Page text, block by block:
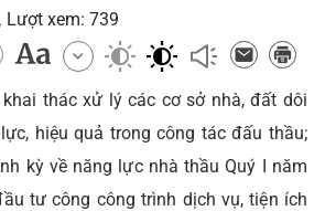
xem: 739
thác xử lý các cơ sở nhà, đất dôi
hiệu quả trong công tác đấu thầu;
kỳ về năng lực nhà thầu Quý I năm
tư công công trình dịch vụ, tiện ích